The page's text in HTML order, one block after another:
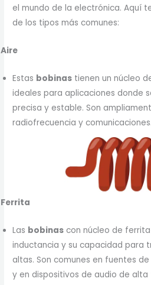
el mundo de la electrónica. Aquí
de los tipos más comunes:
Aire
Estas bobinas tienen un núcleo
ideales para aplicaciones donde
precisa y estable. Son
radiofrecuencia y comunicaciones.
Ferrita
Las bobinas con núcleo de
inductancia y su capacidad para
altas. Son comunes en fuentes
y en dispositivos de audio de alta